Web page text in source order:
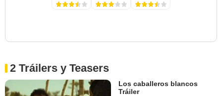
2 Tráilers y Teasers
Los caballeros blancos
Tráiler